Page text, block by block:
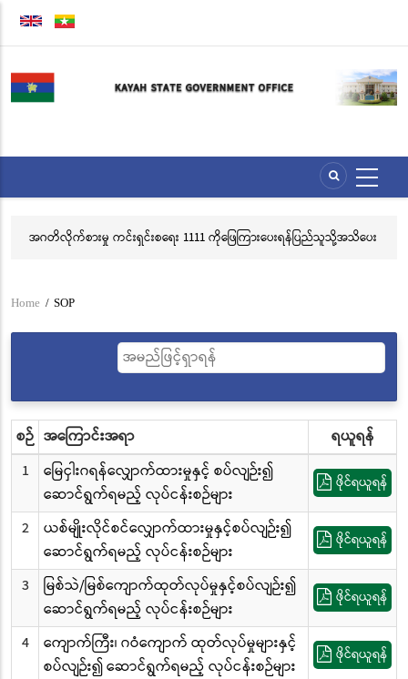
Skip
content
အဂတိလိုက်စားမှု ကင်းရှင်းစရေး 1111 ကိုဖြေကြားပေးရန်ပြည်သူသို့အသိပေး
Breadcrumb
Home / SOP
စဉ် အကြောင်းအရာ
ရယူရန်
1
မြေငှါးဂရန်လျှောက်ထားမှုနှင့် စပ်လျဉ်း၍
ဆောင်ရွက်ရမည့် လုပ်ငန်းစဉ်များ
ဖိုင်ရယူရန်
2
ယစ်မျိုးလိုင်စင်လျှောက်ထားမှုနှင့်စပ်လျဉ်း၍
ဆောင်ရွက်ရမည့် လုပ်ငန်းစဉ်များ
ဖိုင်ရယူရန်
3
မြစ်သဲ/မြစ်ကျောက်ထုတ်လုပ်မှုနှင့်စပ်လျဉ်း၍
ဆောင်ရွက်ရမည့် လုပ်ငန်းစဉ်များ
ဖိုင်ရယူရန်
4
ကျောက်ကြီး၊ ဂဝံကျောက် ထုတ်လုပ်မှုများနှင့်
စပ်လျဉ်း၍ ဆောင်ရွက်ရမည့် လုပ်ငန်းစဉ်များ
ဖိုင်ရယူရန်